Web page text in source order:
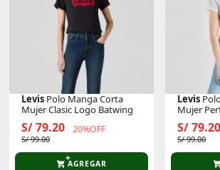
Levis Polo Manga Corta
Mujer Clasic Logo Batwing
S/ 79.20 20%OFF
S/ 99.00
AGREGAR
Levis
Mujer
S/ 79.20
S/ 99.00